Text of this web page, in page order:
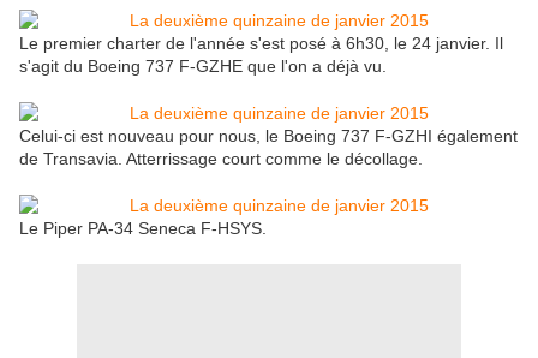
Le premier charter de l'année s'est posé à 6h30, le 24 janvier. Il
s'agit du Boeing 737 F-GZHE que l'on a déjà vu.
Celui-ci est nouveau pour nous, le Boeing 737 F-GZHI également
de Transavia. Atterrissage court comme le décollage.
Le Piper PA-34 Seneca F-HSYS.